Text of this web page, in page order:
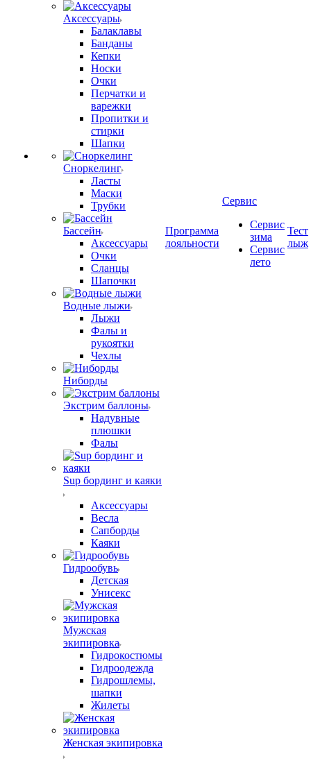
Аксессуары
Балаклавы
Банданы
Кепки
Носки
Очки
Перчатки и
варежки
Пропитки и
стирки
Шапки
Сноркелинг
Ласты
Маски
Трубки
Бассейн
Аксессуары
Очки
Сланцы
Шапочки
Водные лыжи
Лыжи
Фалы и
рукоятки
Чехлы
Ниборды
Экстрим баллоны
Надувные
плюшки
Фалы
Sup бординг и каяки
Аксессуары
Весла
Сапборды
Каяки
Гидрообувь
Детская
Унисекс
Мужская
экипировка
Гидрокостюмы
Гидроодежда
Гидрошлемы,
шапки
Жилеты
Женская экипировка
Программа
лояльности
Сервис
Сервис
зима
Сервис
лето
Тест
лыж